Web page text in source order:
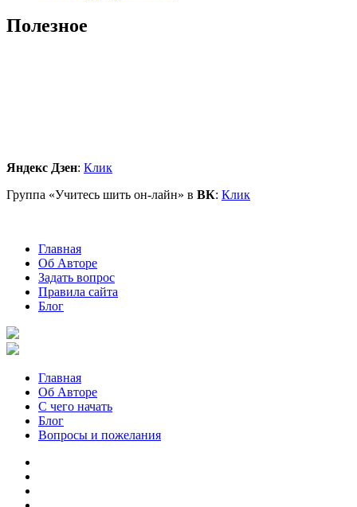
Полезное
Яндекс Дзен: Клик
Группа «Учитесь шить он-лайн» в ВК: Клик
Главная
Об Авторе
Задать вопрос
Правила сайта
Блог
Главная
Об Авторе
С чего начать
Блог
Вопросы и пожелания